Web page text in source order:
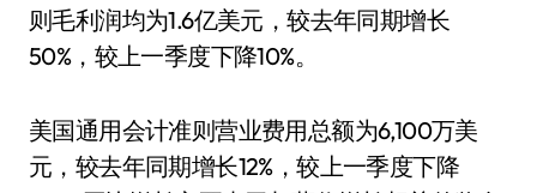
则毛利润均为1.6亿美元，较去年同期增长
50%，较上一季度下降10%。
美国通用会计准则营业费用总额为6,100万美
元，较去年同期增长12%，较上一季度下降